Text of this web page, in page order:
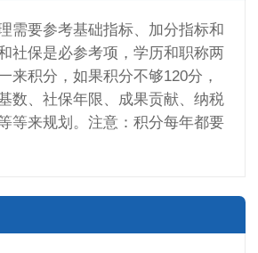
需要参考基础指标、加分指标和
社保是必参考项，学历和职称两
来积分，如果积分不够120分，
数、社保年限、成果贡献、纳税
等来规划。注意：积分每年都要